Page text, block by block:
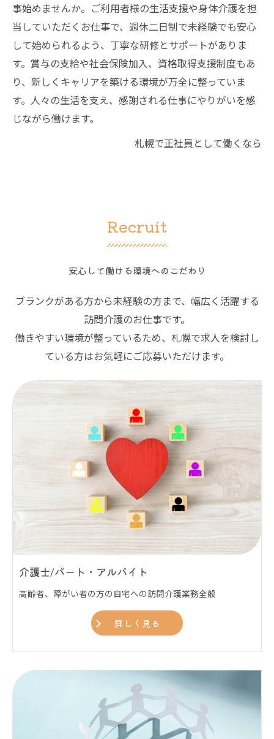
事始めませんか。ご利用者様の生活支援や身体介護を担
当していただくお仕事で、週休二日制で未経験でも安心
して始められるよう、丁寧な研修とサポートがありま
す。賞与の支給や社会保険加入、資格取得支援制度もあ
り、新しくキャリアを築ける環境が万全に整っていま
す。人々の生活を支え、感謝される仕事にやりがいを感
じながら働けます。
札幌で正社員として働くなら
Recruit
安心して働ける環境へのこだわり
ブランクがある方から未経験の方まで、幅広く活躍する
訪問介護のお仕事です。
働きやすい環境が整っているため、札幌で求人を検討し
ている方はお気軽にご応募いただけます。
介護士/パート・アルバイト
高齢者、障がい者の方の自宅への訪問介護業務全般
詳しく見る